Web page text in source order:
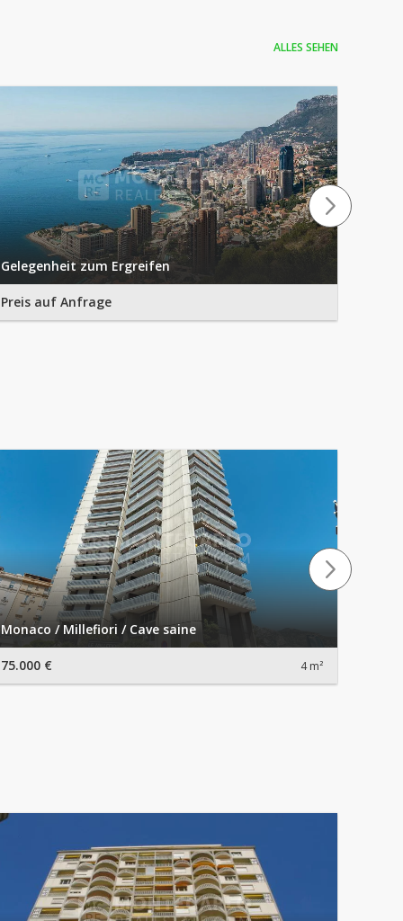
ALLES SEHEN
Gelegenheit zum Ergreifen
Preis auf Anfrage
Monaco / Millefiori / Cave saine
75.000 € 4 m²